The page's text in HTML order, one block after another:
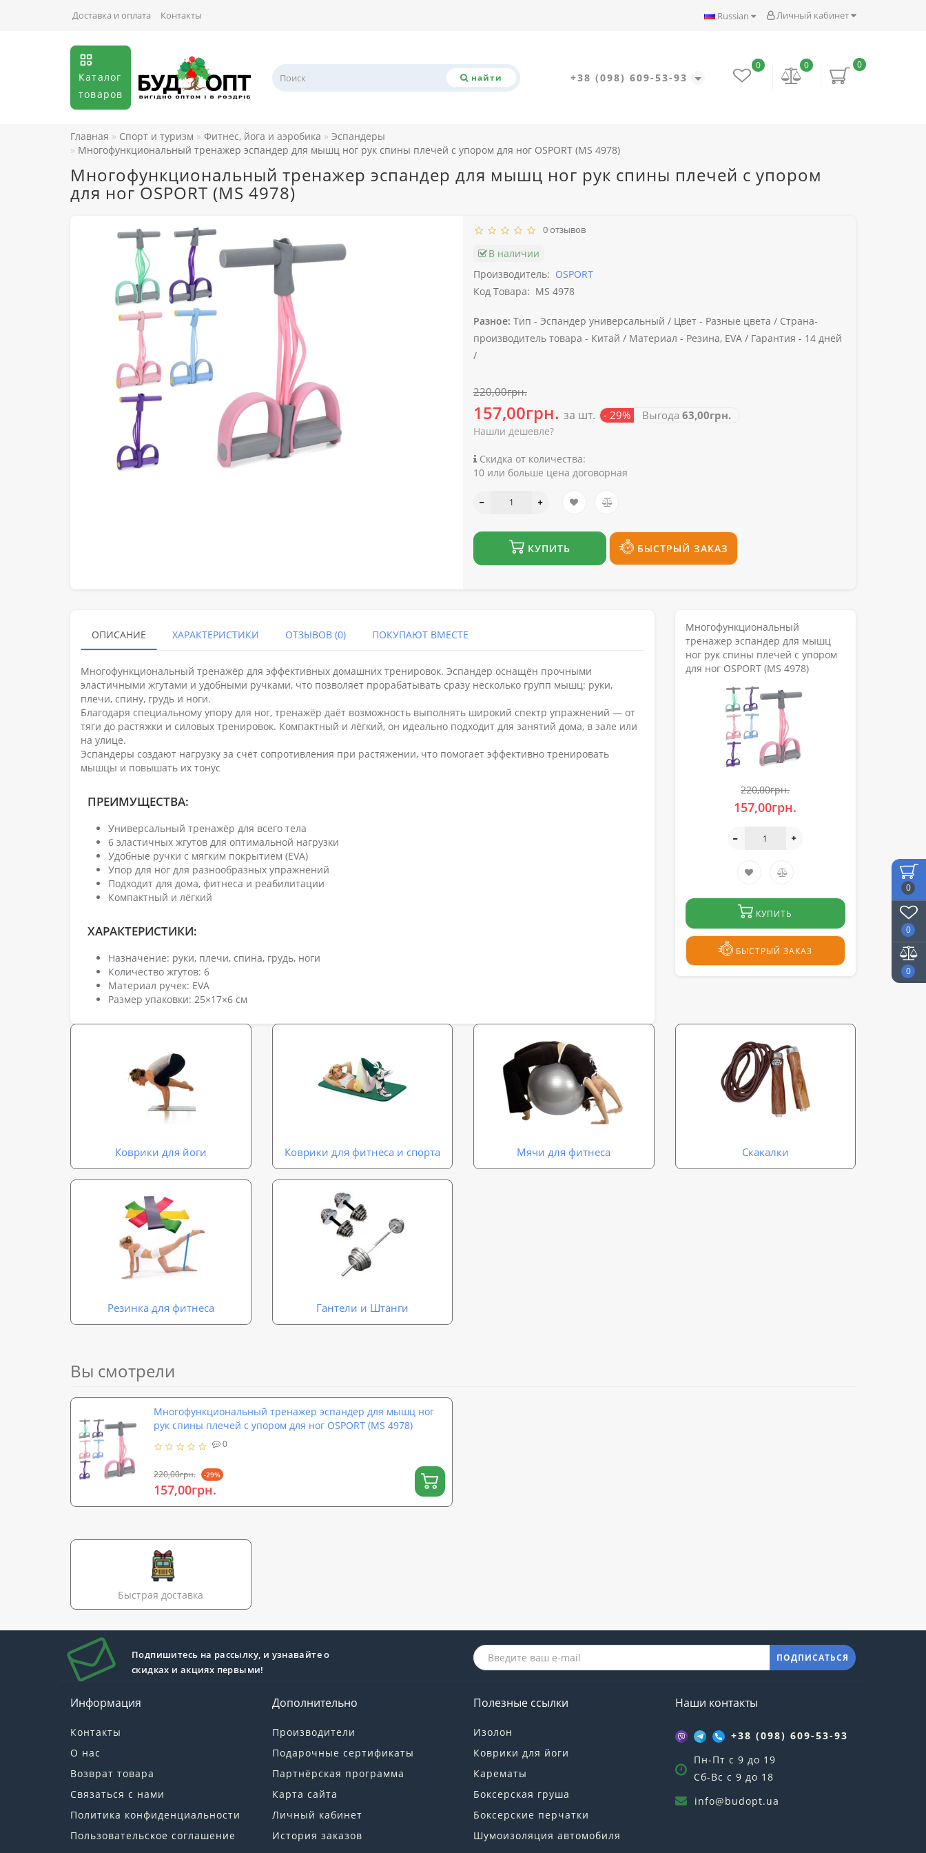
0
0
0
Личный кабинет
Russian
Доставка и оплата Контакты
Каталог
товаров
найти +38 (098) 609-53-93
0
0
0
Главная Спорт и туризм Фитнес, йога и аэробика
Эспандеры
Многофункциональный тренажер эспандер для мышц ног рук спины плечей с упором для ног OSPORT (MS 4978)
Многофункциональный тренажер эспандер для мышц ног рук спины плечей с упором
для ног OSPORT (MS 4978)
0 отзывов
В наличии
Производитель: OSPORT
Код Товара: MS 4978
Разное: Тип - Эспандер универсальный / Цвет - Разные цвета / Страна-
производитель товара - Китай / Материал - Резина, EVA / Гарантия - 14 дней
/
220,00грн.
157,00грн. за шт. - 29% Выгода 63,00грн.
Нашли дешевле?
Скидка от количества:
10 или больше цена договорная
КУПИТЬ БЫСТРЫЙ ЗАКАЗ
ОПИСАНИЕ ХАРАКТЕРИСТИКИ ОТЗЫВОВ (0) ПОКУПАЮТ ВМЕСТЕ
Многофункциональный тренажёр для эффективных домашних тренировок. Эспандер оснащён прочными
эластичными жгутами и удобными ручками, что позволяет прорабатывать сразу несколько групп мышц: руки,
плечи, спину, грудь и ноги.
Благодаря специальному упору для ног, тренажёр даёт возможность выполнять широкий спектр упражнений — от
тяги до растяжки и силовых тренировок. Компактный и лёгкий, он идеально подходит для занятий дома, в зале или
на улице.
Эспандеры создают нагрузку за счёт сопротивления при растяжении, что помогает эффективно тренировать
мышцы и повышать их тонус
ПРЕИМУЩЕСТВА:
Универсальный тренажёр для всего тела
6 эластичных жгутов для оптимальной нагрузки
Удобные ручки с мягким покрытием (EVA)
Упор для ног для разнообразных упражнений
Подходит для дома, фитнеса и реабилитации
Компактный и лёгкий
ХАРАКТЕРИСТИКИ:
Назначение: руки, плечи, спина, грудь, ноги
Количество жгутов: 6
Материал ручек: EVA
Размер упаковки: 25×17×6 см
Многофункциональный
тренажер эспандер для мышц
ног рук спины плечей с упором
для ног OSPORT (MS 4978)
220,00грн.
157,00грн.
КУПИТЬ
БЫСТРЫЙ ЗАКАЗ
Коврики для йоги Коврики для фитнеса и спорта Мячи для фитнеса Скакалки
Резинка для фитнеса Гантели и Штанги
Вы смотрели
Многофункциональный тренажер эспандер для мышц ног
рук спины плечей с упором для ног OSPORT (MS 4978)
0
220,00грн. -29%
157,00грн.
Быстрая доставка
Подпишитесь на рассылку, и узнавайте о
скидках и акциях первыми!
ПОДПИСАТЬСЯ
Информация
Контакты
О нас
Возврат товара
Связаться с нами
Политика конфиденциальности
Пользовательское соглашение
Дополнительно
Производители
Подарочные сертификаты
Партнёрская программа
Карта сайта
Личный кабинет
История заказов
Полезные ссылки
Изолон
Коврики для йоги
Карематы
Боксерская груша
Боксерские перчатки
Шумоизоляция автомобиля
Наши контакты
+38 (098) 609-53-93
Пн-Пт с 9 до 19
Сб-Вс с 9 до 18
info@budopt.ua